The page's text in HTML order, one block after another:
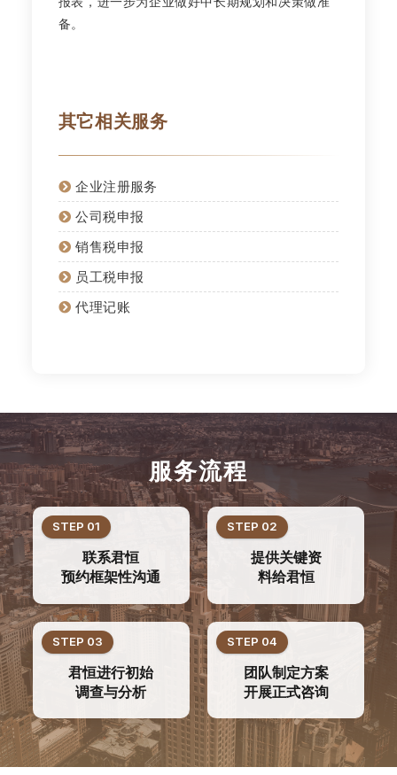
备。
其它相关服务
企业注册服务
公司税申报
销售税申报
员工税申报
代理记账
服务流程
联系君恒
预约框架性沟通
STEP 01
提供关键资
料给君恒
STEP 02
君恒进行初始
调查与分析
STEP 03
团队制定方案
开展正式咨询
STEP 04